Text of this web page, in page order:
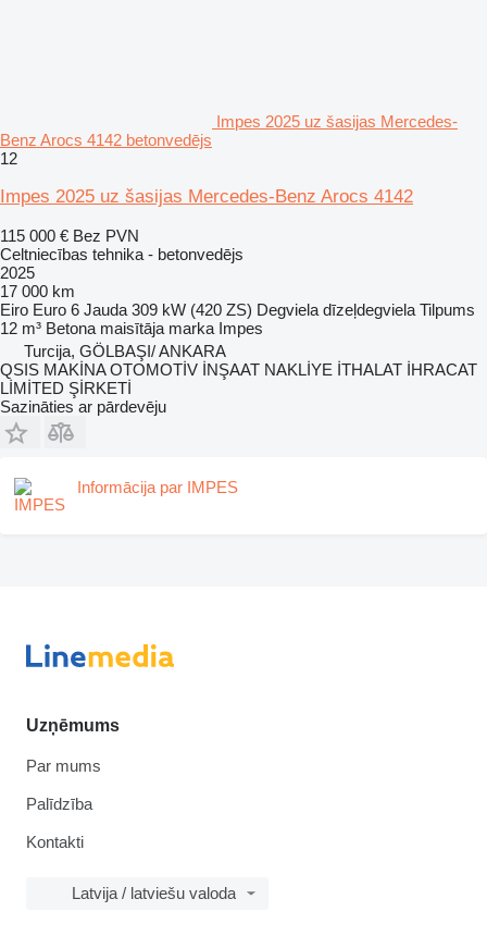
Impes 2025 uz šasijas Mercedes-
Benz Arocs 4142 betonvedējs
12
Impes 2025 uz šasijas Mercedes-Benz Arocs 4142
115 000 € Bez PVN
Celtniecības tehnika - betonvedējs
2025
17 000 km
Eiro Euro 6 Jauda 309 kW (420 ZS) Degviela dīzeļdegviela Tilpums
12 m³ Betona maisītāja marka Impes
Turcija, GÖLBAŞI/ ANKARA
QSIS MAKİNA OTOMOTİV İNŞAAT NAKLİYE İTHALAT İHRACAT
LİMİTED ŞİRKETİ
Sazināties ar pārdevēju
Informācija par IMPES
Uzņēmums
Par mums
Palīdzība
Kontakti
Latvija / latviešu valoda